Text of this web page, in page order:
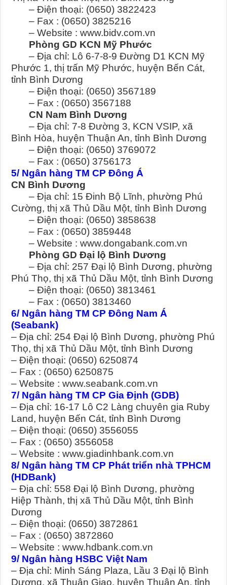
– Điện thoại: (0650) 3822423
– Fax : (0650) 3825216
– Website : www.bidv.com.vn
Phòng GD KCN Mỹ Phước
– Địa chỉ: Lô 6-7-8-9 Đường D1 KCN Mỹ
Phước 1, thị trấn Mỹ Phước, huyện Bến Cát,
tỉnh Bình Dương
– Điện thoại: (0650) 3567189
– Fax : (0650) 3567188
CN Nam Bình Dương
– Địa chỉ: 7-8 Đường 3, KCN VSIP, xã
Bình Hòa, huyện Thuận An, tỉnh Bình Dương
– Điện thoại: (0650) 3769072
– Fax : (0650) 3756173
5/ Ngân hàng TM CP Đông Á
CN Bình Dương
– Địa chỉ: 15 Đinh Bộ Lĩnh, phường Phú
Cường, thị xã Thủ Dầu Một, tỉnh Bình Dương
– Điện thoại: (0650) 3858638
– Fax : (0650) 3859448
– Website : www.dongabank.com.vn
Phòng GD Đại lộ Bình Dương
– Địa chỉ: 257 Đại lộ Bình Dương, phường
Phú Thọ, thị xã Thủ Dầu Một, tỉnh Bình Dương
– Điện thoại: (0650) 3813461
– Fax : (0650) 3813460
6/ Ngân hàng TM CP Đông Nam Á
(Seabank)
– Địa chỉ: 254 Đại lộ Bình Dương, phường Phú
Thọ, thị xã Thủ Dầu Một, tỉnh Bình Dương
– Điện thoại: (0650) 6250874
– Fax : (0650) 6250875
– Website : www.seabank.com.vn
7/ Ngân hàng TM CP Gia Định (GDB)
– Địa chỉ: 16-17 Lô C2 Làng chuyên gia Ruby
Land, huyện Bến Cát, tỉnh Bình Dương
– Điện thoại: (0650) 3556055
– Fax : (0650) 3556058
– Website : www.giadinhbank.com.vn
8/ Ngân hàng TM CP Phát triển nhà TPHCM
(HDBank)
– Địa chỉ: 558 Đại lộ Bình Dương, phường
Hiệp Thành, thị xã Thủ Dầu Một, tỉnh Bình
Dương
– Điện thoại: (0650) 3872861
– Fax : (0650) 3872860
– Website : www.hdbank.com.vn
9/ Ngân hàng HSBC Việt Nam
– Địa chỉ: Minh Sáng Plaza, Lầu 3 Đại lộ Bình
Dương, xã Thuận Giao, huyện Thuận An, tỉnh